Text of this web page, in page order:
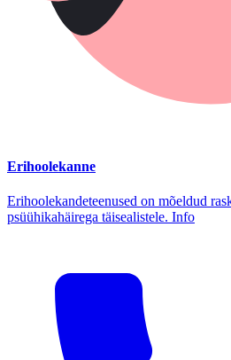
Erihoolekanne
Erihoolekandeteenused on mõeldud
psüühikahäirega täisealistele. Info